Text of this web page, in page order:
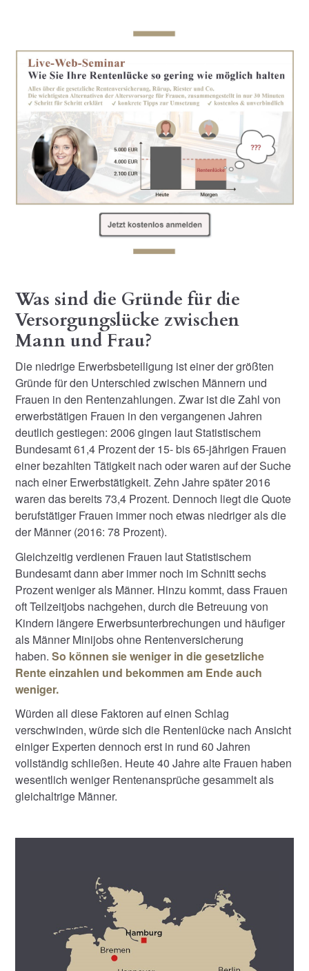
Was sind die Gründe für die
Versorgungslücke zwischen
Mann und Frau?
Die niedrige Erwerbsbeteiligung ist einer der größten
Gründe für den Unterschied zwischen Männern und
Frauen in den Rentenzahlungen. Zwar ist die Zahl von
erwerbstätigen Frauen in den vergangenen Jahren
deutlich gestiegen: 2006 gingen laut Statistischem
Bundesamt 61,4 Prozent der 15- bis 65-jährigen Frauen
einer bezahlten Tätigkeit nach oder waren auf der Suche
nach einer Erwerbstätigkeit. Zehn Jahre später 2016
waren das bereits 73,4 Prozent. Dennoch liegt die Quote
berufstätiger Frauen immer noch etwas niedriger als die
der Männer (2016: 78 Prozent).
Gleichzeitig verdienen Frauen laut Statistischem
Bundesamt dann aber immer noch im Schnitt sechs
Prozent weniger als Männer. Hinzu kommt, dass Frauen
oft Teilzeitjobs nachgehen, durch die Betreuung von
Kindern längere Erwerbsunterbrechungen und häufiger
als Männer Minijobs ohne Rentenversicherung
haben.So können sie weniger in die gesetzliche
Rente einzahlen und bekommen am Ende auch
weniger.
Würden all diese Faktoren auf einen Schlag
verschwinden, würde sich die Rentenlücke nach Ansicht
einiger Experten dennoch erst in rund 60 Jahren
vollständig schließen. Heute 40 Jahre alte Frauen haben
wesentlich weniger Rentenansprüche gesammelt als
gleichaltrige Männer.